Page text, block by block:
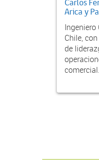
Carlos
Arica y
Chile,
de